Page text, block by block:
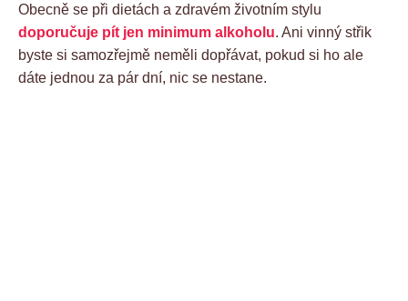
Obecně se při dietách a zdravém životním stylu
doporučuje pít jen minimum alkoholu. Ani vinný střik
byste si samozřejmě neměli dopřávat, pokud si ho ale
dáte jednou za pár dní, nic se nestane.